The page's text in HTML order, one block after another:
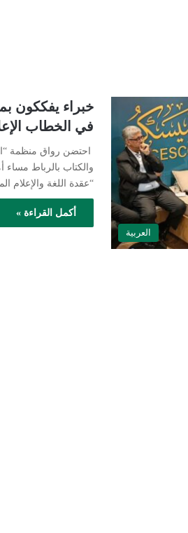
العربية
خبراء يفككون
في الخطاب
احتضن رواق منظمة
والكتاب بالرباط مساء
“عقدة اللغة والإعلام
أكمل القراءة »